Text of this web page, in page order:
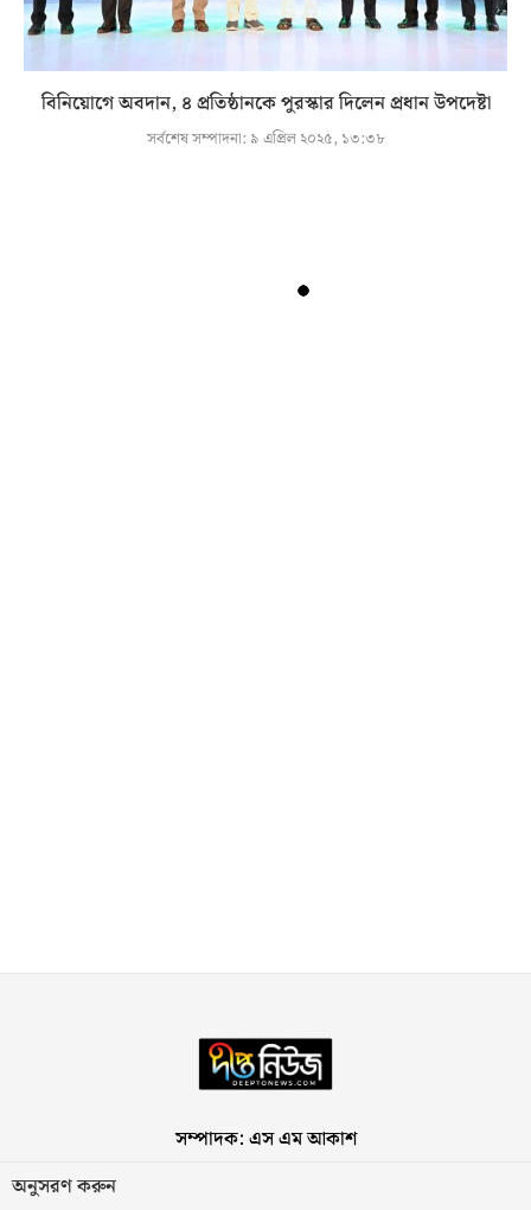
বিনিয়োগে অবদান, ৪ প্রতিষ্ঠানকে পুরস্কার দিলেন প্রধান উপদেষ্টা
সর্বশেষ সম্পাদনা: ৯ এপ্রিল ২০২৫, ১৩:৩৮
সম্পাদক: এস এম আকাশ
অনুসরণ করুন